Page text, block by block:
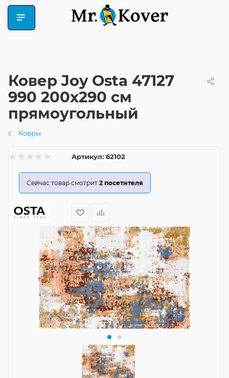
Ковер Joy Osta 47127
990 200x290 см
прямоугольный
Ковры
Артикул: 62102
Сейчас товар смотрит 2 посетителя